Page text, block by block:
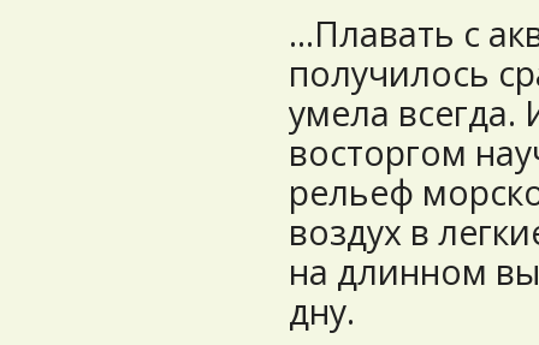
...Плавать с
получилось
умела всегда.
восторгом
рельеф
воздух в
на длинном
дну.